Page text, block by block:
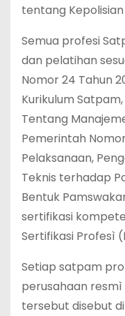
tentang
Semua profesi
dan pelatihan
Nomor 24 Tahun
Kurikulum
Tentang
Pemerintah
Pelaksanaan,
Teknis terhadap
Bentuk
sertifikasi
Sertifikasi Profesì
Setiap satpam
perusahaan
tersebut disebut